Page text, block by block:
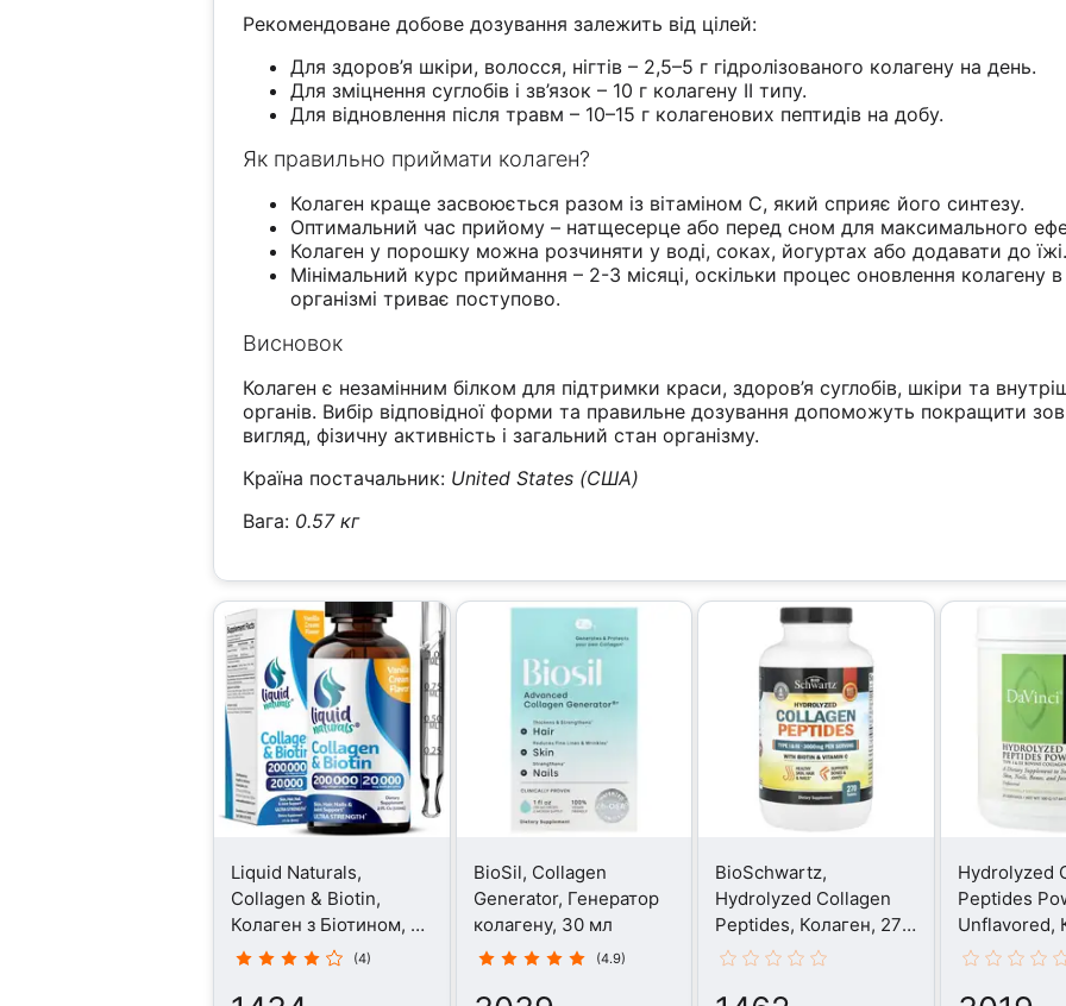
Рекомендоване добове дозування залежить від цілей:
Для здоров’я шкіри, волосся, нігтів – 2,5–5 г гідролізованого колагену на день.
Для зміцнення суглобів і зв’язок – 10 г колагену II типу.
Для відновлення після травм – 10–15 г колагенових пептидів на добу.
Як правильно приймати колаген?
Колаген краще засвоюється разом із вітаміном С, який сприяє його синтезу.
Оптимальний час прийому – натщесерце або перед сном для максимального
Колаген у порошку можна розчиняти у воді, соках, йогуртах або додавати до
Мінімальний курс приймання – 2-3 місяці, оскільки процес оновлення колагену в
організмі триває поступово.
Висновок
Колаген є незамінним білком для підтримки краси, здоров’я суглобів, шкіри та
органів. Вибір відповідної форми та правильне дозування допоможуть покращити
вигляд, фізичну активність і загальний стан організму.
Країна постачальник: United States (США)
Вага: 0.57 кг
Liquid Naturals,
Collagen & Biotin,
Колаген з Біотином, 60
мл
(4)
BioSil, Collagen
Generator, Генератор
колагену, 30 мл
(4.9)
BioSchwartz,
Hydrolyzed Collagen
Peptides, Колаген, 270
таблеток
Hydrolyzed
Peptides
Unflavored,
500 г